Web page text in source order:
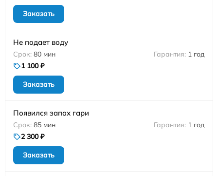
Заказать
Не подает воду
80 мин
1 год
1 100 ₽
Заказать
Появился запах гари
85 мин
1 год
2 300 ₽
Заказать